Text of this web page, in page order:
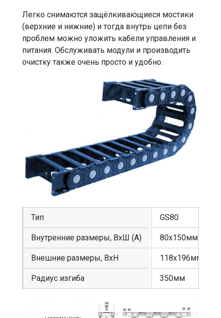
Легко снимаются защёлкивающиеся мостики
(верхние и нижние) и тогда внутрь цепи без
проблем можно уложить кабели управления и
питания. Обслуживать модули и производить
очистку также очень просто и удобно.
Тип
Внутренние размеры, ВхШ (А)
Внешние размеры, ВхН
Радиус изгиба
GS80
80х150мм
118х196мм
350мм